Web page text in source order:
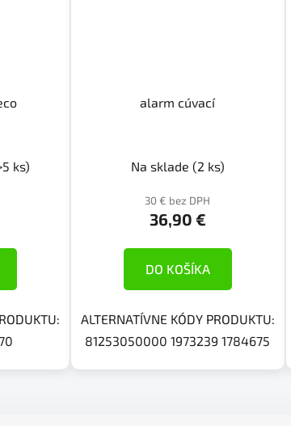
ks)
alarm cúvací
Na sklade (2 ks)
30 € bez DPH
36,90 €
DO KOŠÍKA
ALTERNATÍVNE KÓDY PRODUKTU:
81253050000 1973239 1784675